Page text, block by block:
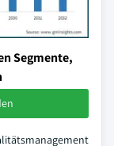
Segmente,